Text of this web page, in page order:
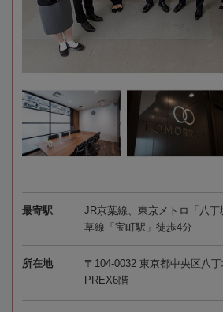
最寄駅
JR京葉線、東京メトロ「八
草線「宝町駅」徒歩4分
所在地
〒104-0032 東京都中央区八
PREX6階